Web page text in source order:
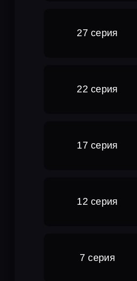
27 серия
22 серия
17 серия
12 серия
7 серия